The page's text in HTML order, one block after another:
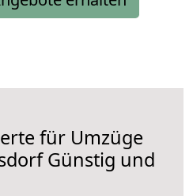
für Umzüge
Günstig und